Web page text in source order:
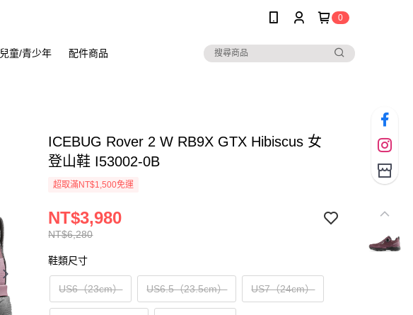
0
兒童/青少年 配件商品
ICEBUG Rover 2 W RB9X GTX Hibiscus 女
登山鞋 I53002-0B
超取滿NT$1,500免運
NT$6,280
NT$3,980
鞋類尺寸
US6（23cm） US6.5（23.5cm） US7（24cm）